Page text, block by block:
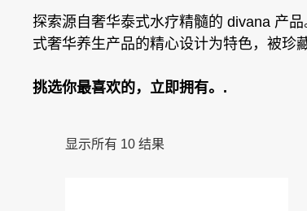
探索源自奢华泰式水疗精髓的 divana 产
式奢华养生产品的精心设计为特色，被珍
挑选你最喜欢的，立即拥有。.
显示所有 10 结果